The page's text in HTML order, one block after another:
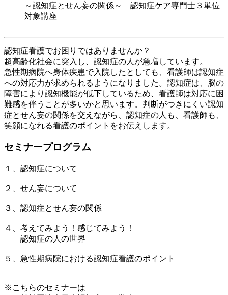
～認知症とせん妄の関係～ 認知症ケア専門士３単位
対象講座
認知症看護でお困りではありませんか？
超高齢化社会に突入し、認知症の人が急増しています。
急性期病院へ身体疾患で入院したとしても、看護師は認知症
への対応力が求められるようになりました。認知症は、脳の
障害により認知機能が低下しているため、看護師は対応に困
難感を伴うことが多いかと思います。判断がつきにくい認知
症とせん妄の関係を交えながら、認知症の人も、看護師も、
笑顔になれる看護のポイントをお伝えします。
セミナープログラム
１、認知症について
２、せん妄について
３、認知症とせん妄の関係
４、考えてみよう！感じてみよう！
認知症の人の世界
５、急性期病院における認知症看護のポイント
※こちらのセミナーは